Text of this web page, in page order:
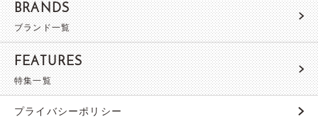
BRANDS
ブランド一覧
FEATURES
特集一覧
プライバシーポリシー